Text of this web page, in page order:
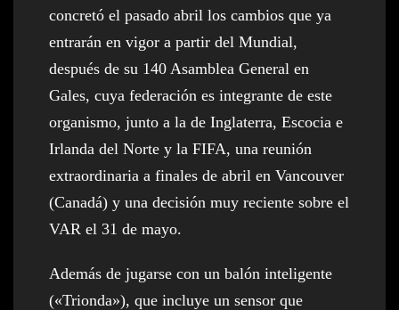
concretó el pasado abril los cambios que ya
entrarán en vigor a partir del Mundial,
después de su 140 Asamblea General en
Gales, cuya federación es integrante de este
organismo, junto a la de Inglaterra, Escocia e
Irlanda del Norte y la FIFA, una reunión
extraordinaria a finales de abril en Vancouver
(Canadá) y una decisión muy reciente sobre el
VAR el 31 de mayo.
Además de jugarse con un balón inteligente
(«Trionda»), que incluye un sensor que